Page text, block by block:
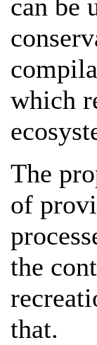
can be
which
The
of
the
that.